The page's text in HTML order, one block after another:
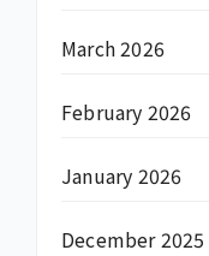
March 2026
February 2026
January 2026
December 2025